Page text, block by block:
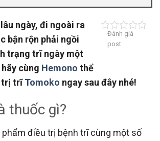
Đánh giá
post
ngày, đi ngoài ra
bận rộn phải ngồi
trạng trĩ ngày một
cùng Hemono thể
trị trĩTomoko ngay sau đây nhé!
thuốc gì?
phẩm điều trị bệnh trĩ cùng một số